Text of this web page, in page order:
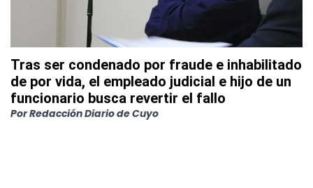
Tras ser condenado por fraude e inhabilitado
de por vida, el empleado judicial e hijo de un
funcionario busca revertir el fallo
PorRedacción Diario de Cuyo